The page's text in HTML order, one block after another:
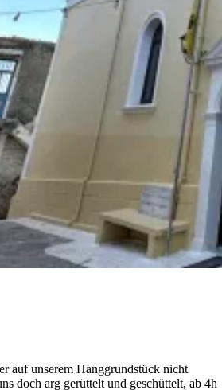
auf unserem Hanggrundstück nicht
doch arg gerüttelt und geschüttelt, ab 4h